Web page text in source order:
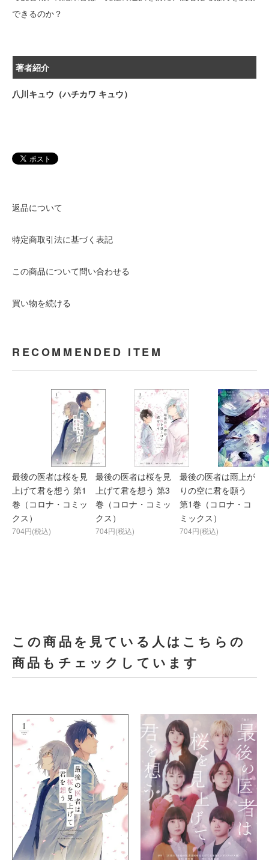
できるのか？
著者紹介
八川キュウ（ハチカワ キュウ）
返品について
特定商取引法に基づく表記
この商品について問い合わせる
買い物を続ける
RECOMMENDED ITEM
最後の医者は桜を見
上げて君を想う 第1
巻（コロナ・コミッ
クス）
704円(税込)
最後の医者は桜を見
上げて君を想う 第3
巻（コロナ・コミッ
クス）
704円(税込)
最後の医者は雨上が
りの空に君を願う
第1巻（コロナ・コ
ミックス）
704円(税込)
この商品を見ている人はこちらの
商品もチェックしています